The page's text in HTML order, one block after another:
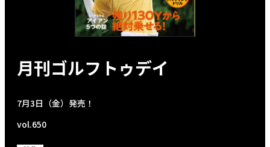
月刊ゴルフトゥデイ
7月3日（金）発売！
vol.650